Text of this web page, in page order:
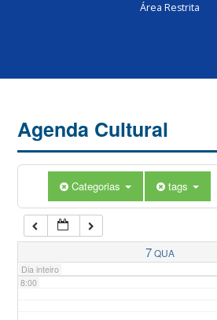
Área Restrita
Agenda Cultural
Categorias tags
7QUA
Dia inteiro
5:00
7:00
8:00